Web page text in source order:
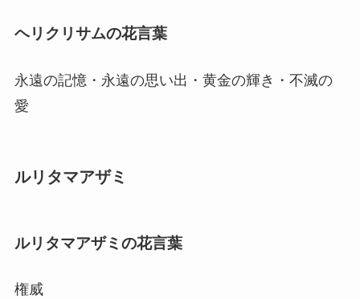
ヘリクリサムの花言葉
永遠の記憶・永遠の思い出・黄金の輝き・不滅の
愛
ルリタマアザミ
ルリタマアザミの花言葉
権威